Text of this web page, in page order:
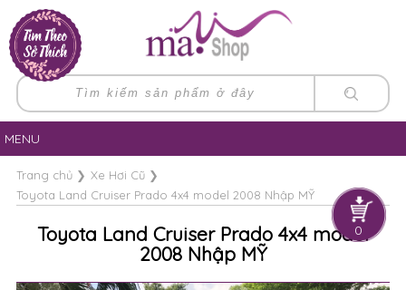
0
MENU
Trang chủ❯ Xe Hơi Cũ❯
Toyota Land Cruiser Prado 4x4 model 2008 Nhập MỸ
Toyota Land Cruiser Prado 4x4 model
2008 Nhập MỸ